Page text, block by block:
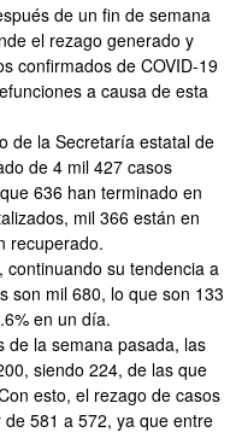
de un fin de semana
el rezago generado y
confirmados de COVID-19
a causa de esta
de la Secretaría estatal de
de 4 mil 427 casos
636 han terminado en
mil 366 están en
recuperado.
continuando su tendencia a
son mil 680, lo que son 133
en un día.
de la semana pasada, las
siendo 224, de las que
esto, el rezago de casos
581 a 572, ya que entre